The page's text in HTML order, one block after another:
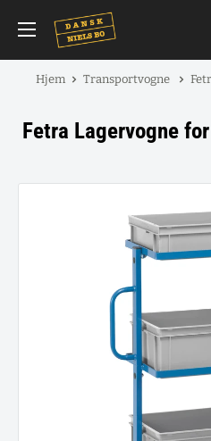
indhold
Hjem Transportvogne
Fetra Lagervogne